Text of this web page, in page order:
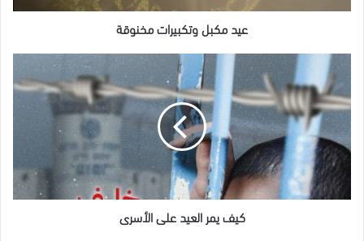
عيد مكبل وتكبيرات مخنوقة
العيد
على
الأسرى
كيف يمر العيد على الأسرى